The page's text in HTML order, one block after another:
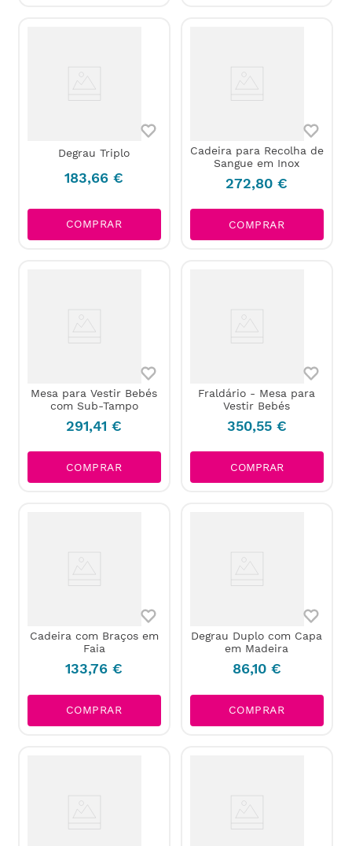
Degrau Triplo
183,66 €
COMPRAR
Cadeira para Recolha de
Sangue em Inox
272,80 €
COMPRAR
Mesa para Vestir Bebés
com Sub-Tampo
291,41 €
COMPRAR
Fraldário - Mesa para
Vestir Bebés
350,55 €
COMPRAR
Cadeira com Braços em
Faia
133,76 €
COMPRAR
Degrau Duplo com Capa
em Madeira
86,10 €
COMPRAR